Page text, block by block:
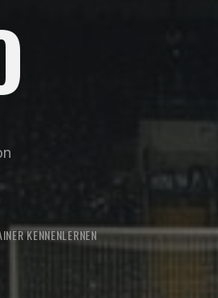
KENNENLERNEN